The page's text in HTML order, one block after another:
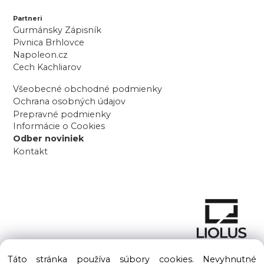
Partneri
Gurmánsky Zápisník
Pivnica Brhlovce
Napoleon.cz
Cech Kachliarov
Všeobecné obchodné podmienky
Ochrana osobných údajov
Prepravné podmienky
Informácie o Cookies
Odber noviniek
Kontakt
Táto stránka používa súbory cookies. Nevyhnutné